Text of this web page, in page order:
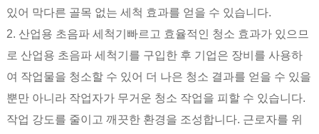
있어 막다른 골목 없는 세척 효과를 얻을 수 있습니다.
2. 산업용 초음파 세척기 빠르고 효율적인 청소 효과가 있으므
로 산업용 초음파 세척기를 구입한 후 기업은 장비를 사용하
여 작업물을 청소할 수 있어 더 나은 청소 결과를 얻을 수 있을
뿐만 아니라 작업자가 무거운 청소 작업을 피할 수 있습니다.
작업 강도를 줄이고 깨끗한 환경을 조성합니다. 근로자를 위